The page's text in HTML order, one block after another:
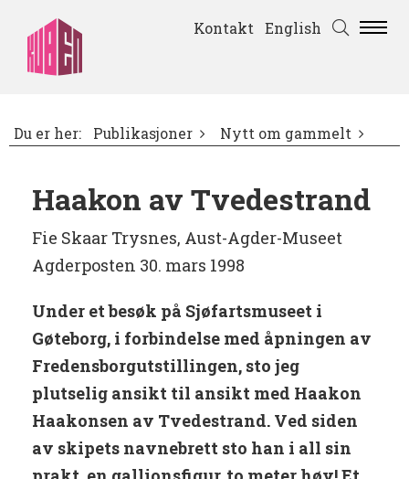
Kontakt English
Du er her: Publikasjoner Nytt om gammelt
Haakon av Tvedestrand
Fie Skaar Trysnes, Aust-Agder-Museet
Agderposten 30. mars 1998
Under et besøk på Sjøfartsmuseet i
Gøteborg, i forbindelse med åpningen av
Fredensborgutstillingen, sto jeg
plutselig ansikt til ansikt med Haakon
Haakonsen av Tvedestrand. Ved siden
av skipets navnebrett sto han i all sin